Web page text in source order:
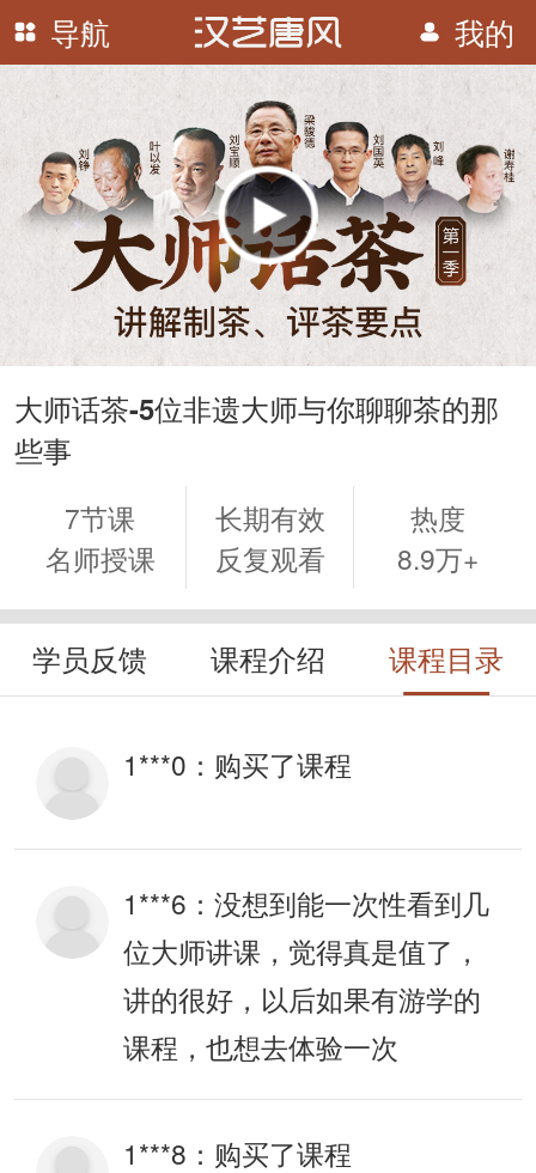
导航 我的
播
放
大师话茶-5位非遗大师与你聊聊茶的那
些事
7节课
名师授课
长期有效
反复观看
热度
8.9万+
学员反馈 课程介绍 课程目录
1***0： 购买了课程
1***6： 没想到能一次性看到几
位大师讲课，觉得真是值了，
讲的很好，以后如果有游学的
课程，也想去体验一次
1***8： 购买了课程